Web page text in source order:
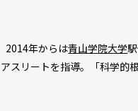
2014年からは青山学院大学
スリートを指導。「科学的